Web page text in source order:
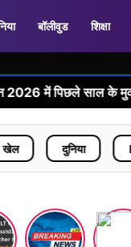
बॉलीवुड शिक्षा
साल के मुकाबले 9% घटी
दुनिया Lucknow